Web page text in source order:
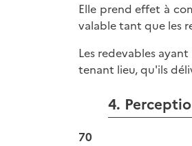
Elle prend effet à
valable tant que les
Les redevables
tenant lieu, qu'ils
4.
70